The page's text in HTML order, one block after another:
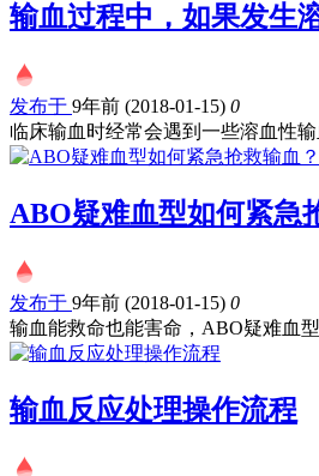
输血过程中，如果发生
发布于 9年前 (2018-01-15) 0
临床输血时经常会遇到一些溶血性
ABO疑难血型如何紧急
发布于 9年前 (2018-01-15) 0
输血能救命也能害命，ABO疑难血
输血反应处理操作流程